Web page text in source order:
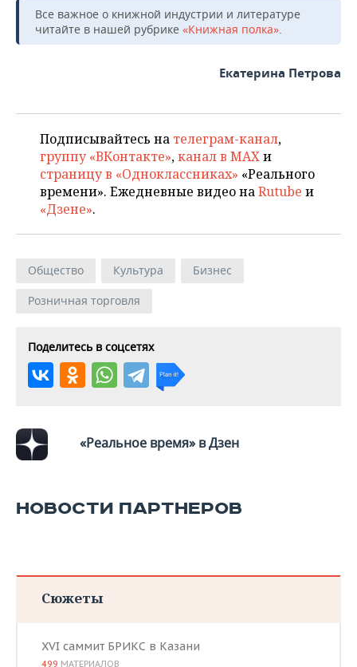
Все важное о книжной индустрии и литературе
читайте в нашей рубрике «Книжная полка».
Екатерина Петрова
Подписывайтесь на телеграм-канал,
группу «ВКонтакте»,канал в MAXи
страницу в «Одноклассниках» «Реального
времени». Ежедневные видео наRutube и
«Дзене».
Общество Культура
Бизнес
Розничная торговля
Поделитесь в соцсетях
«Реальное время» в Дзен
НОВОСТИ ПАРТНЕРОВ
Сюжеты
XVI саммит БРИКС в Казани
499 МАТЕРИАЛОВ